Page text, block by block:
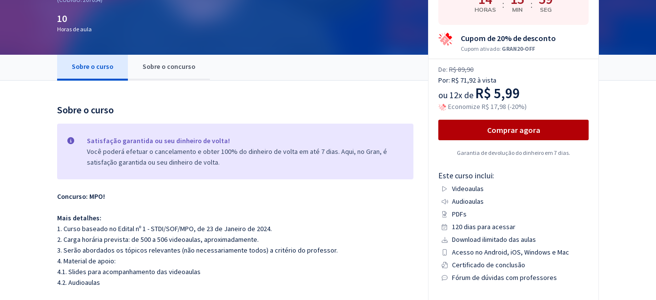
OAB
10
Horas de aula
Sobre o curso Sobre o concurso
Sobre o curso
Satisfação garantida ou seu dinheiro de volta!
Você poderá efetuar o cancelamento e obter 100% do dinheiro de volta em até 7 dias. Aqui, no Gran, é
satisfação garantida ou seu dinheiro de volta.
Concurso: MPO!
Mais detalhes:
1. Curso baseado no Edital nº 1 - STDI/SOF/MPO, de 23 de Janeiro de 2024.
2. Carga horária prevista: de 500 a 506 videoaulas, aproximadamente.
3. Serão abordados os tópicos relevantes (não necessariamente todos) a critério do professor.
4. Material de apoio:
4.1. Slides para acompanhamento das videoaulas
4.2. Audioaulas
HORAS : MIN : SEG
Cupom de 20% de desconto
Cupom ativado: GRAN20-OFF
De: R$ 89,90
Por: R$ 71,92à vista
ou 12x de R$ 5,99
Economize R$ 17,98 (-20%)
Comprar agora
Garantia de devolução do dinheiro em 7 dias.
Este curso inclui:
Videoaulas
Audioaulas
PDFs
120 dias para acessar
Download ilimitado das aulas
Acesso no Android, iOS, Windows e Mac
Certificado de conclusão
Fórum de dúvidas com professores